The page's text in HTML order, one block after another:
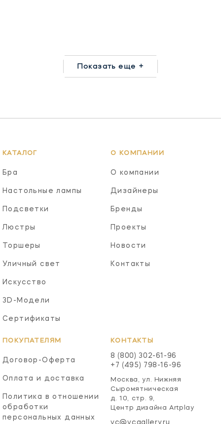
Показать еще +
КАТАЛОГ
Бра
Настольные лампы
Подсветки
Люстры
Торшеры
Уличный свет
Искусство
3D-Модели
Сертификаты
О КОМПАНИИ
О компании
Дизайнеры
Бренды
Проекты
Новости
Контакты
ПОКУПАТЕЛЯМ
Договор-Оферта
Оплата и доставка
Политика в отношении
обработки
персональных данных
КОНТАКТЫ
8 (800) 302-61-96
+7 (495) 798-16-96
Москва, ул. Нижняя
Сыромятническая
д. 10, стр. 9,
Центр дизайна Artplay
vc@vcgallery.ru